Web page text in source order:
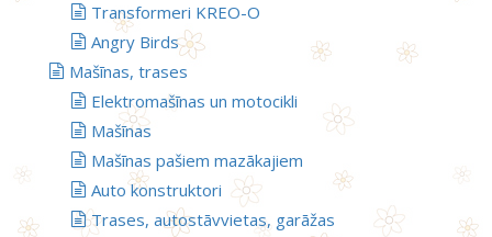
Transformeri KREO-O
Angry Birds
Mašīnas, trases
Elektromašīnas un motocikli
Mašīnas
Mašīnas pašiem mazākajiem
Auto konstruktori
Trases, autostāvvietas, garāžas